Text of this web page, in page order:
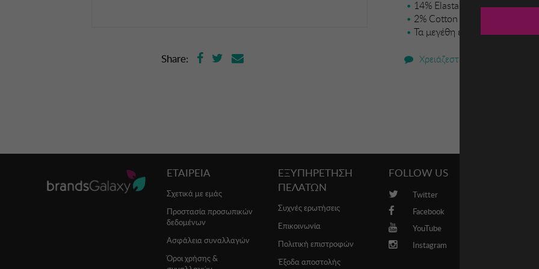
Share:
14% Elastane
2% Cotton
Τα μεγέθη είναι ευρωπαϊκά.
Χρειάζεστε βοήθεια;
ΕΤΑΙΡΕΙΑ
Σχετικά με εμάς
Προστασία προσωπικών
δεδομένων
Ασφάλεια συναλλαγών
Όροι χρήσης &
ΕΞΥΠΗΡΕΤΗΣΗ
ΠΕΛΑΤΩΝ
Συχνές ερωτήσεις
Επικοινωνία
Πολιτική επιστροφών
Έξοδα αποστολής
FOLLOW US
Twitter
Facebook
YouTube
Instagram